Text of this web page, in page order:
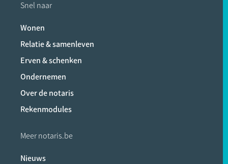
Snel naar
Wonen
Relatie & samenleven
Erven & schenken
Ondernemen
Over de notaris
Rekenmodules
Meer notaris.be
Nieuws